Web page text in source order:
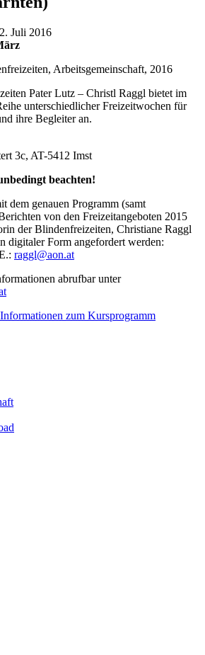
Juli 2016
Arbeitsgemeinschaft, 2016
Pater Lutz – Christl Raggl bietet im
unterschiedlicher Freizeitwochen für
ihre Begleiter an.
3c, AT-5412 Imst
beachten!
dem genauen Programm (samt
von den Freizeitangeboten 2015
der Blindenfreizeiten, Christiane Raggl
digitaler Form angefordert werden:
raggl@aon.at
abrufbar unter
zum Kursprogramm